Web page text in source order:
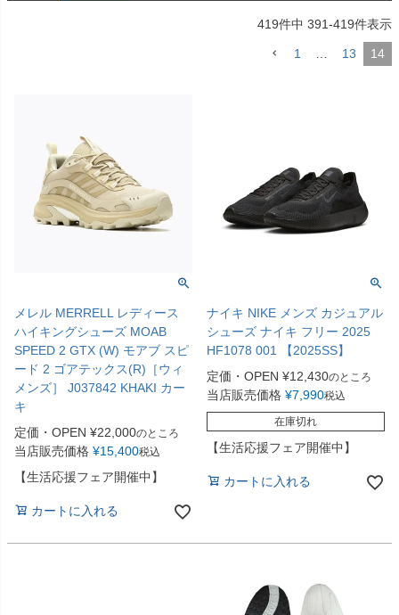
419件中 391-419件表示
1 13 14
メレル MERRELL レディース
ハイキングシューズ MOAB
SPEED 2 GTX (W) モアブ スピ
ード 2 ゴアテックス(R)［ウィ
メンズ］ J037842 KHAKI カー
キ
定価・OPEN ¥22,000のところ
当店販売価格 ¥15,400税込
【生活応援フェア開催中】
カートに入れる
ナイキ NIKE メンズ カジュアル
シューズ ナイキ フリー 2025
HF1078 001 【2025SS】
定価・OPEN ¥12,430のところ
当店販売価格 ¥7,990税込
在庫切れ
【生活応援フェア開催中】
カートに入れる